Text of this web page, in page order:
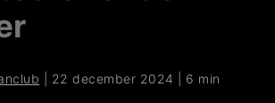
22 december 2024
6 min